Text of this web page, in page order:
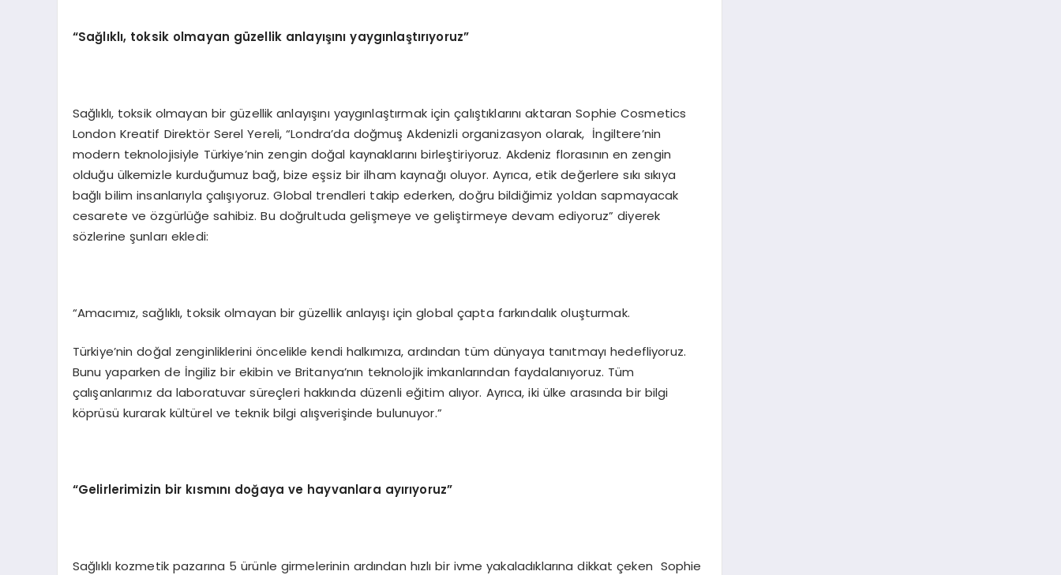
“Sağlıklı, toksik olmayan güzellik anlayışını yaygınlaştırıyoruz”
Sağlıklı, toksik olmayan bir güzellik anlayışını yaygınlaştırmak için çalıştıklarını aktaran Sophie Cosmetics
London Kreatif Direktör Serel Yereli, “Londra’da doğmuş Akdenizli organizasyon olarak, İngiltere’nin
modern teknolojisiyle Türkiye’nin zengin doğal kaynaklarını birleştiriyoruz. Akdeniz florasının en zengin
olduğu ülkemizle kurduğumuz bağ, bize eşsiz bir ilham kaynağı oluyor. Ayrıca, etik değerlere sıkı sıkıya
bağlı bilim insanlarıyla çalışıyoruz. Global trendleri takip ederken, doğru bildiğimiz yoldan sapmayacak
cesarete ve özgürlüğe sahibiz. Bu doğrultuda gelişmeye ve geliştirmeye devam ediyoruz” diyerek
sözlerine şunları ekledi:
“Amacımız, sağlıklı, toksik olmayan bir güzellik anlayışı için global çapta farkındalık oluşturmak.
Türkiye’nin doğal zenginliklerini öncelikle kendi halkımıza, ardından tüm dünyaya tanıtmayı hedefliyoruz.
Bunu yaparken de İngiliz bir ekibin ve Britanya’nın teknolojik imkanlarından faydalanıyoruz. Tüm
çalışanlarımız da laboratuvar süreçleri hakkında düzenli eğitim alıyor. Ayrıca, iki ülke arasında bir bilgi
köprüsü kurarak kültürel ve teknik bilgi alışverişinde bulunuyor.”
“Gelirlerimizin bir kısmını doğaya ve hayvanlara ayırıyoruz”
Sağlıklı kozmetik pazarına 5 ürünle girmelerinin ardından hızlı bir ivme yakaladıklarına dikkat çeken Sophie